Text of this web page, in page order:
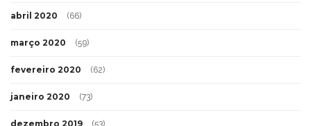
abril 2020 (66)
março 2020 (59)
fevereiro 2020 (62)
janeiro 2020 (73)
dezembro 2019 (53)